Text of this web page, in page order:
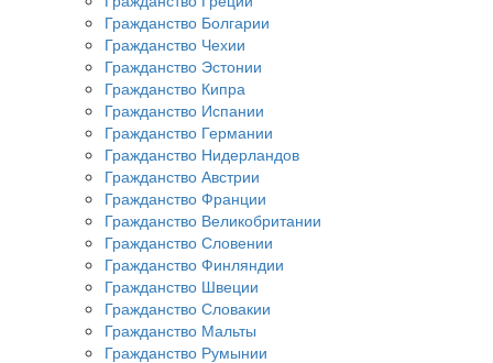
Гражданство Болгарии
Гражданство Чехии
Гражданство Эстонии
Гражданство Кипра
Гражданство Испании
Гражданство Германии
Гражданство Нидерландов
Гражданство Австрии
Гражданство Франции
Гражданство Великобритании
Гражданство Словении
Гражданство Финляндии
Гражданство Швеции
Гражданство Словакии
Гражданство Мальты
Гражданство Румынии